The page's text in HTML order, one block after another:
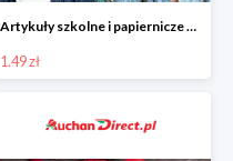
Artykuły szkolne i papiernicze w Auchan Direct od 1,49 zł
1.49 zł